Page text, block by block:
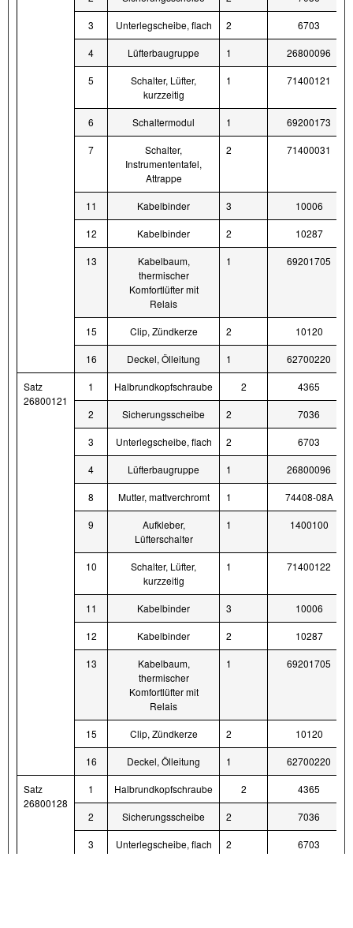
3 Unterlegscheibe, flach 2 6703
4 Lüfterbaugruppe 1 26800096
5
Schalter, Lüfter,
kurzzeitig
1 71400121
6 Schaltermodul 1 69200173
7
Schalter,
Instrumententafel,
Attrappe
2 71400031
11 Kabelbinder 3 10006
12 Kabelbinder 2 10287
13
Kabelbaum,
thermischer
Komfortlüfter mit
Relais
1 69201705
15 Clip, Zündkerze 2 10120
16 Deckel, Ölleitung 1 62700220
Satz
26800121
1 Halbrundkopfschraube 2 4365
2 Sicherungsscheibe 2 7036
3 Unterlegscheibe, flach 2 6703
4 Lüfterbaugruppe 1 26800096
8 Mutter, mattverchromt 1 74408-08A
9
Aufkleber,
Lüfterschalter
1 1400100
10
Schalter, Lüfter,
kurzzeitig
1 71400122
11 Kabelbinder 3 10006
12 Kabelbinder 2 10287
13
Kabelbaum,
thermischer
Komfortlüfter mit
Relais
1 69201705
15 Clip, Zündkerze 2 10120
16 Deckel, Ölleitung 1 62700220
Satz
26800128
1 Halbrundkopfschraube 2 4365
2 Sicherungsscheibe 2 7036
3 Unterlegscheibe, flach 2 6703